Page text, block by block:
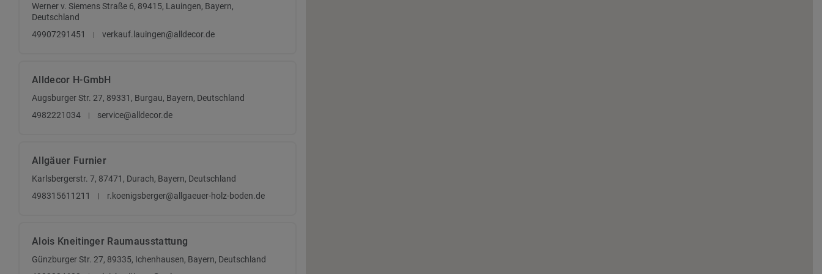
Werner v. Siemens Straße 6, 89415, Lauingen, Bayern,
Deutschland
49907291451
verkauf.lauingen@alldecor.de
Alldecor H-GmbH
Augsburger Str. 27, 89331, Burgau, Bayern, Deutschland
4982221034
service@alldecor.de
Allgäuer Furnier
Karlsbergerstr. 7, 87471, Durach, Bayern, Deutschland
498315611211
r.koenigsberger@allgaeuer-holz-boden.de
Alois Kneitinger Raumausstattung
Günzburger Str. 27, 89335, Ichenhausen, Bayern, Deutschland